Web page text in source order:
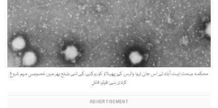
محکمہ صحت ایبٹ آباد نے اس جان لیوا وائرس کے پھیلاؤ کو روکنے کے لئے ضلع بھر میں خصوصی مہم شروع
کردی ہے. فوٹو: فائل